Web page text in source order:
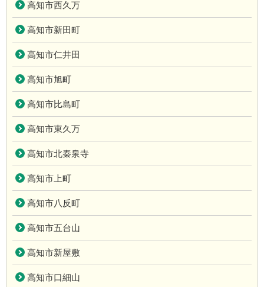
高知市西久万
高知市新田町
高知市仁井田
高知市旭町
高知市比島町
高知市東久万
高知市北秦泉寺
高知市上町
高知市八反町
高知市五台山
高知市新屋敷
高知市口細山